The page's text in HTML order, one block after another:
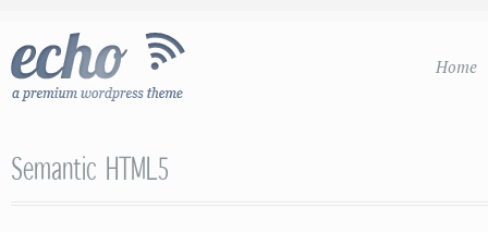
Home
Semantic HTML5